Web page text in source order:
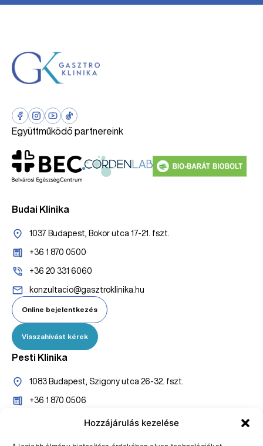
Hozzájárulás kezelése
Együttműködő partnereink
Budai Klinika
1037 Budapest, Bokor utca 17-21. fszt.
+36 1 870 0500
+36 20 331 6060
konzultacio@gasztroklinika.hu
Online bejelentkezés
Visszahívást kérek
Pesti Klinika
1083 Budapest, Szigony utca 26-32. fszt.
+36 1 870 0506
+36 20 527 7005